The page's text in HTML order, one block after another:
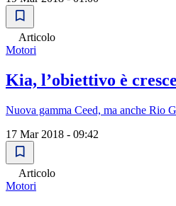
Articolo
Motori
Kia, lʼobiettivo è
Nuova gamma Ceed, ma anche Rio
17 Mar 2018 - 09:42
Articolo
Motori